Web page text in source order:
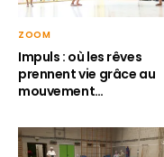
ZOOM
Impuls : où les rêves
prennent vie grâce au
mouvement…